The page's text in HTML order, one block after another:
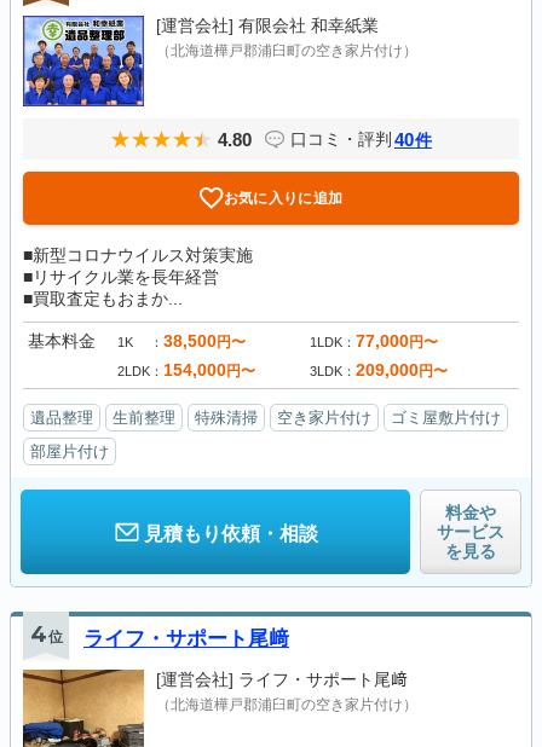
[運営会社] 有限会社 和幸紙業
（北海道樺戸郡浦臼町の空き家片付け）
4.80 口コミ・評判 40件
お気に入りに追加
■新型コロナウイルス対策実施
■リサイクル業を長年経営
■買取査定もおまか...
基本料金 1K 38,500円〜 1LDK 77,000円〜
2LDK 154,000円〜 3LDK 209,000円〜
遺品整理 生前整理 特殊清掃 空き家片付け
ゴミ屋敷片付け
部屋片付け
見積もり依頼・相談
料金や
サービス
を見る
4位 ライフ・サポート尾﨑
[運営会社] ライフ・サポート尾﨑
（北海道樺戸郡浦臼町の空き家片付け）